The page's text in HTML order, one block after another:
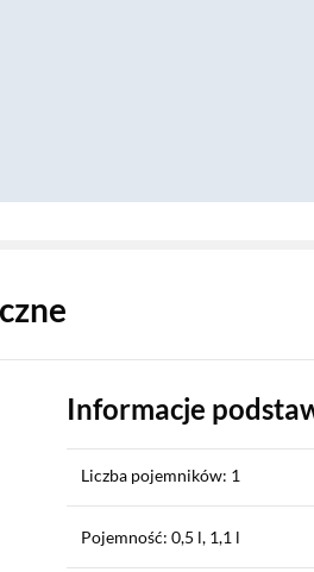
Informacje
Liczba pojemników: 1
Pojemność: 0,5 l, 1,1 l